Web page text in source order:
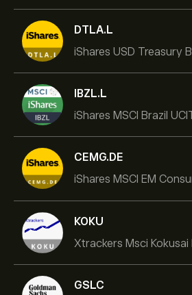
DTLA.L
IBZL.L
CEMG.DE
KOKU
Xtrackers Msci Kokusai
GSLC